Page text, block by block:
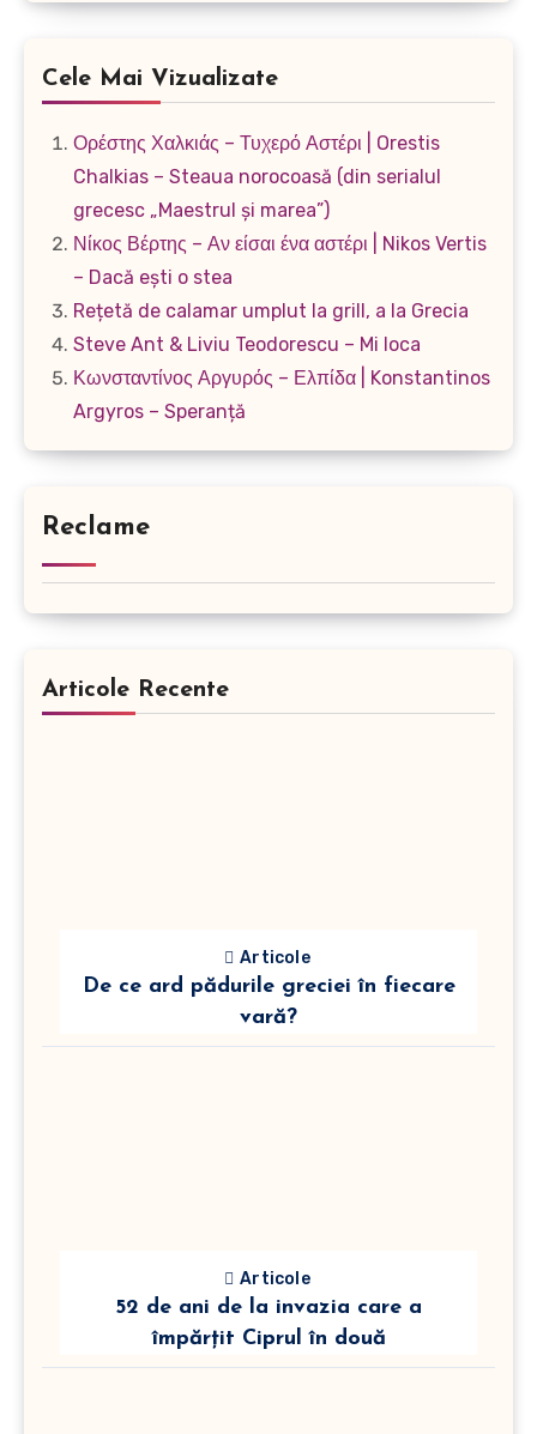
Cele Mai Vizualizate
Ορέστης Χαλκιάς – Τυχερό Αστέρι | Orestis
Chalkias – Steaua norocoasă (din serialul
grecesc „Maestrul și marea”)
Νίκος Βέρτης – Αν είσαι ένα αστέρι | Nikos Vertis
– Dacă ești o stea
Rețetă de calamar umplut la grill, a la Grecia
Steve Ant & Liviu Teodorescu – Mi loca
Κωνσταντίνος Αργυρός – Ελπίδα | Konstantinos
Argyros – Speranță
Reclame
Articole Recente
Articole
De ce ard pădurile greciei în fiecare
vară?
Articole
52 de ani de la invazia care a
împărțit Ciprul în două